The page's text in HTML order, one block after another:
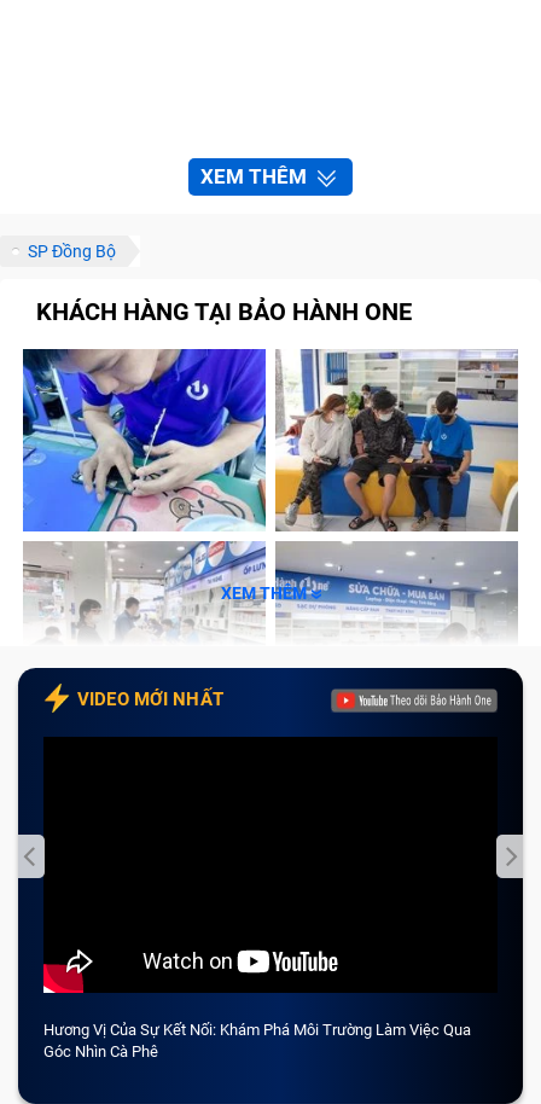
XEM THÊM
SP Đồng Bộ
KHÁCH HÀNG TẠI BẢO HÀNH ONE
XEM THÊM
VIDEO MỚI NHẤT
Hương Vị Của Sự Kết Nối: Khám Phá Môi Trường Làm Việc Qua
Góc Nhìn Cà Phê